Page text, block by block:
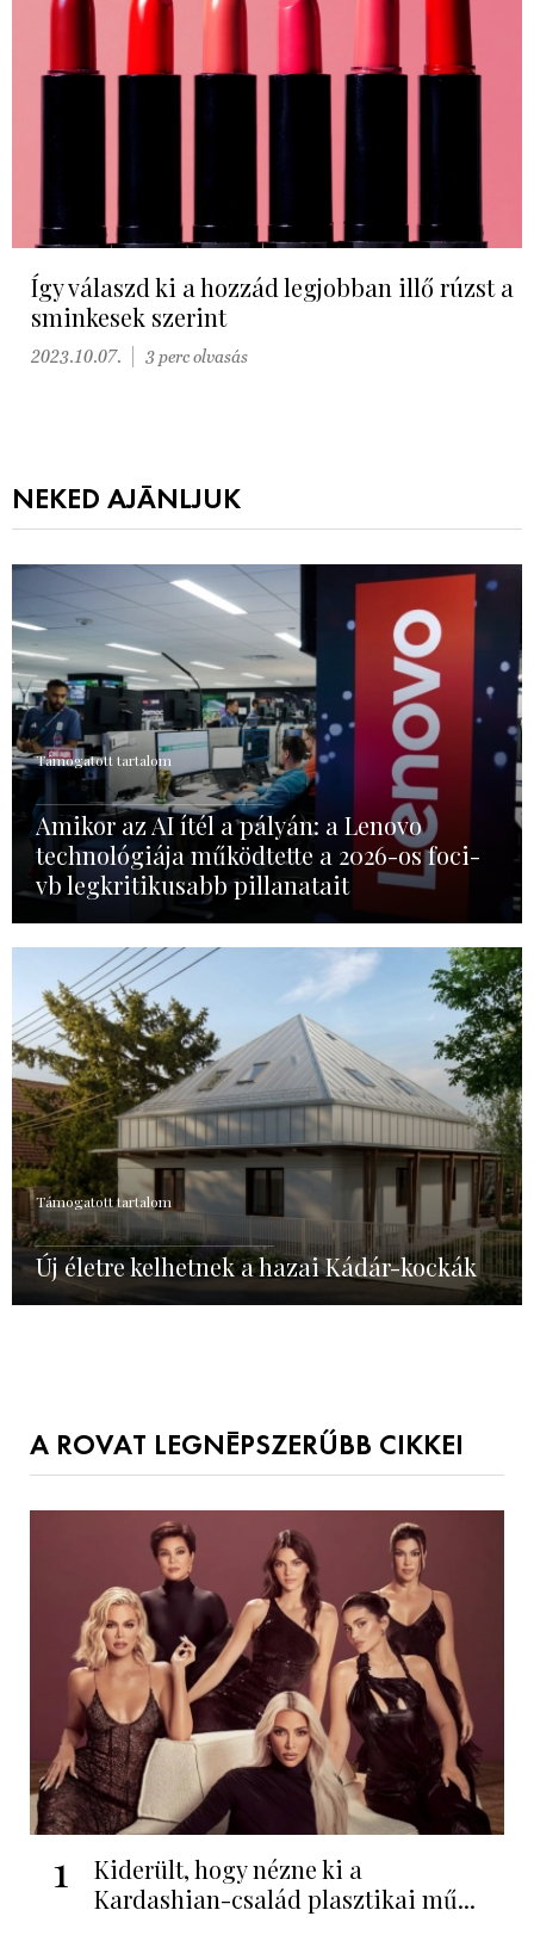
Így válaszd ki a hozzád legjobban illő rúzst a
sminkesek szerint
2023.10.07. 3 perc olvasás
NEKED AJÁNLJUK
Támogatott tartalom
Amikor az AI ítél a pályán: a Lenovo
technológiája működtette a 2026-os foci-
vb legkritikusabb pillanatait
Támogatott tartalom
Új életre kelhetnek a hazai Kádár-kockák
A ROVAT LEGNÉPSZERŰBB CIKKEI
1
Kiderült, hogy nézne ki a
Kardashian-család plasztikai mű...